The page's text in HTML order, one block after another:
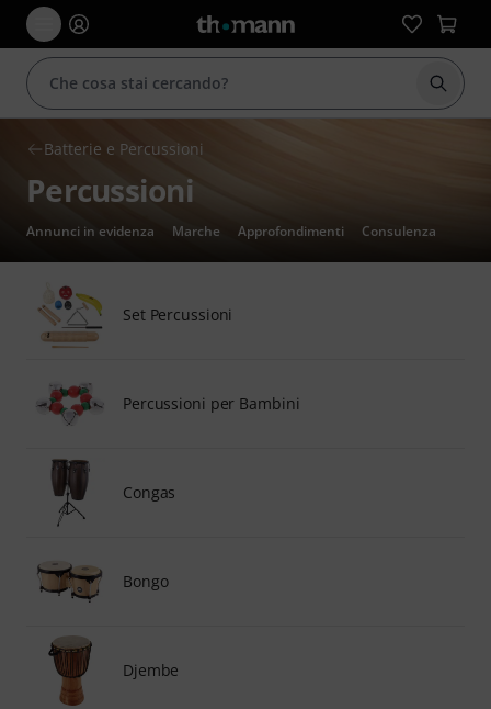
Batterie e Percussioni
Percussioni
Annunci in evidenza Marche Approfondimenti Consulenza
Set Percussioni
Percussioni per Bambini
Congas
Bongo
Djembe